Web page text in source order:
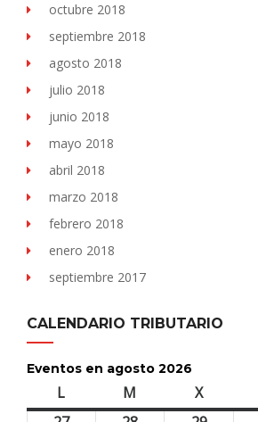
octubre 2018
septiembre 2018
agosto 2018
julio 2018
junio 2018
mayo 2018
abril 2018
marzo 2018
febrero 2018
enero 2018
septiembre 2017
CALENDARIO TRIBUTARIO
Eventos en agosto 2026
L M Xmiércoles